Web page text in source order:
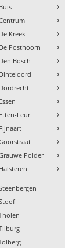
Kreek
Posthoorn
Bosch
Leur
Polder
›
›
›
›
›
›
›
›
›
›
›
›
›